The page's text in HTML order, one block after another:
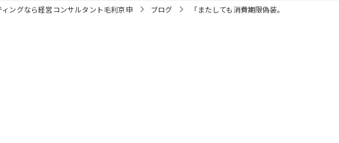
ングなら経営コンサルタント毛利京申 ブログ 「またしても消費期限偽装。